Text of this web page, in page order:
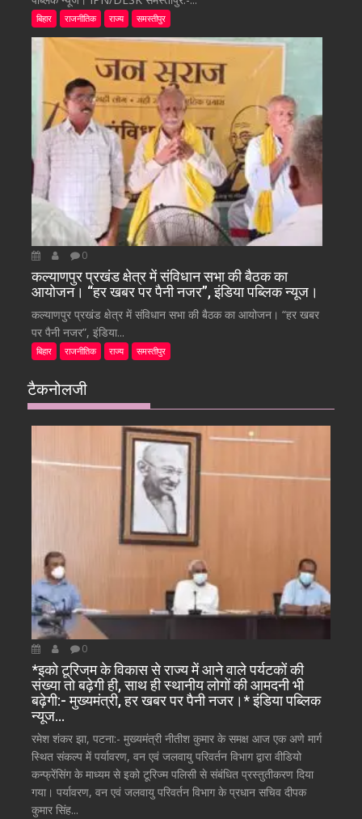
बिहार राजनीतिक राज्य समस्तीपुर
0
कल्याणपुर प्रखंड क्षेत्र में संविधान सभा की बैठक का
आयोजन। “हर खबर पर पैनी नजर”, इंडिया पब्लिक न्यूज।
कल्याणपुर प्रखंड क्षेत्र में संविधान सभा की बैठक का आयोजन। “हर खबर
पर पैनी नजर”, इंडिया...
बिहार राजनीतिक राज्य समस्तीपुर
टैकनोलजी
0
*इको टूरिजम के विकास से राज्य में आने वाले पर्यटकों की
संख्या तो बढ़ेगी ही, साथ ही स्थानीय लोगों की आमदनी भी
बढ़ेगी:- मुख्यमंत्री, हर खबर पर पैनी नजर।* इंडिया पब्लिक
न्यूज…
रमेश शंकर झा, पटना:- मुख्यमंत्री नीतीश कुमार के समक्ष आज एक अणे मार्ग
स्थित संकल्प में पर्यावरण, वन एवं जलवायु परिवर्तन विभाग द्वारा वीडियो
कन्फ्रेंसिंग के माध्यम से इको टूरिज्म पलिसी से संबंधित प्रस्तुतीकरण दिया
गया। पर्यावरण, वन एवं जलवायु परिवर्तन विभाग के प्रधान सचिव दीपक
कुमार सिंह...